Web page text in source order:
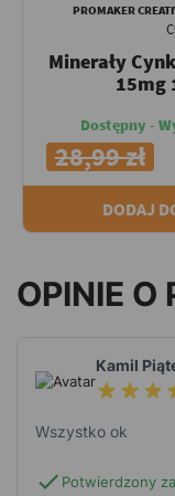
PROMAKER
Minerały
15mg
Dostępny -
28,99 zł
DODAJ
OPINIE O
Kamil
Wszystko ok
check Potwierdzony